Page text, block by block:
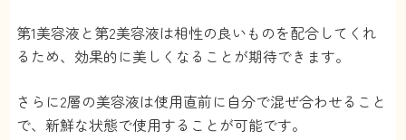
第1美容液と第2美容液は相性の良いものを配合してくれ
るため、効果的に美しくなることが期待できます。
さらに2層の美容液は使用直前に自分で混ぜ合わせること
で、新鮮な状態で使用することが可能です。